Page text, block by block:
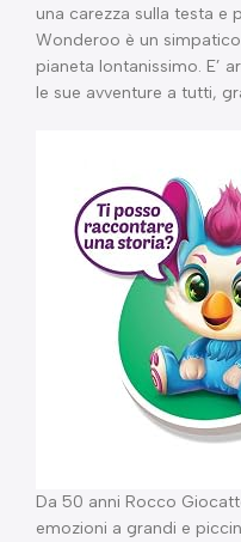
una carezza sulla testa e
Wonderoo è un
pianeta lontanissimo. E’
le sue avventure a tutti,
Da 50 anni Rocco
emozioni a grandi e